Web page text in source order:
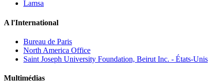
Lamsa
A l'International
Bureau de Paris
North America Office
Saint Joseph University Foundation, Beirut Inc. - États-Unis
Multimédias